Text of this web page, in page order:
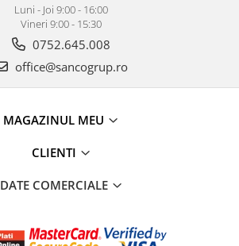
Luni - Joi 9:00 - 16:00
Vineri 9:00 - 15:30
0752.645.008
office@sancogrup.ro
MAGAZINUL MEU
CLIENTI
DATE COMERCIALE